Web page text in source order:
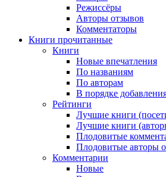
Режиссёры
Авторы отзывов
Комментаторы
Книги прочитанные
Книги
Новые впечатления
По названиям
По авторам
В порядке
Рейтинги
Лучшие книги
Лучшие книги
Плодовитые
Плодовитые авторы
Комментарии
Новые